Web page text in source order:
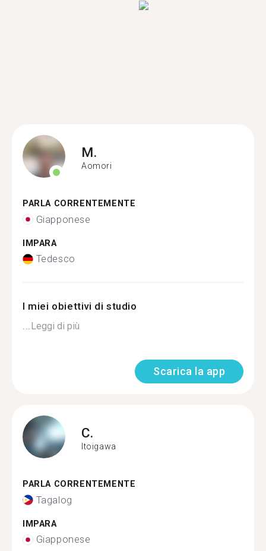
M.
Aomori
PARLA CORRENTEMENTE
Giapponese
IMPARA
Tedesco
I miei obiettivi di studio
...Leggi di più
Scarica la app
C.
Itoigawa
PARLA CORRENTEMENTE
Tagalog
IMPARA
Giapponese